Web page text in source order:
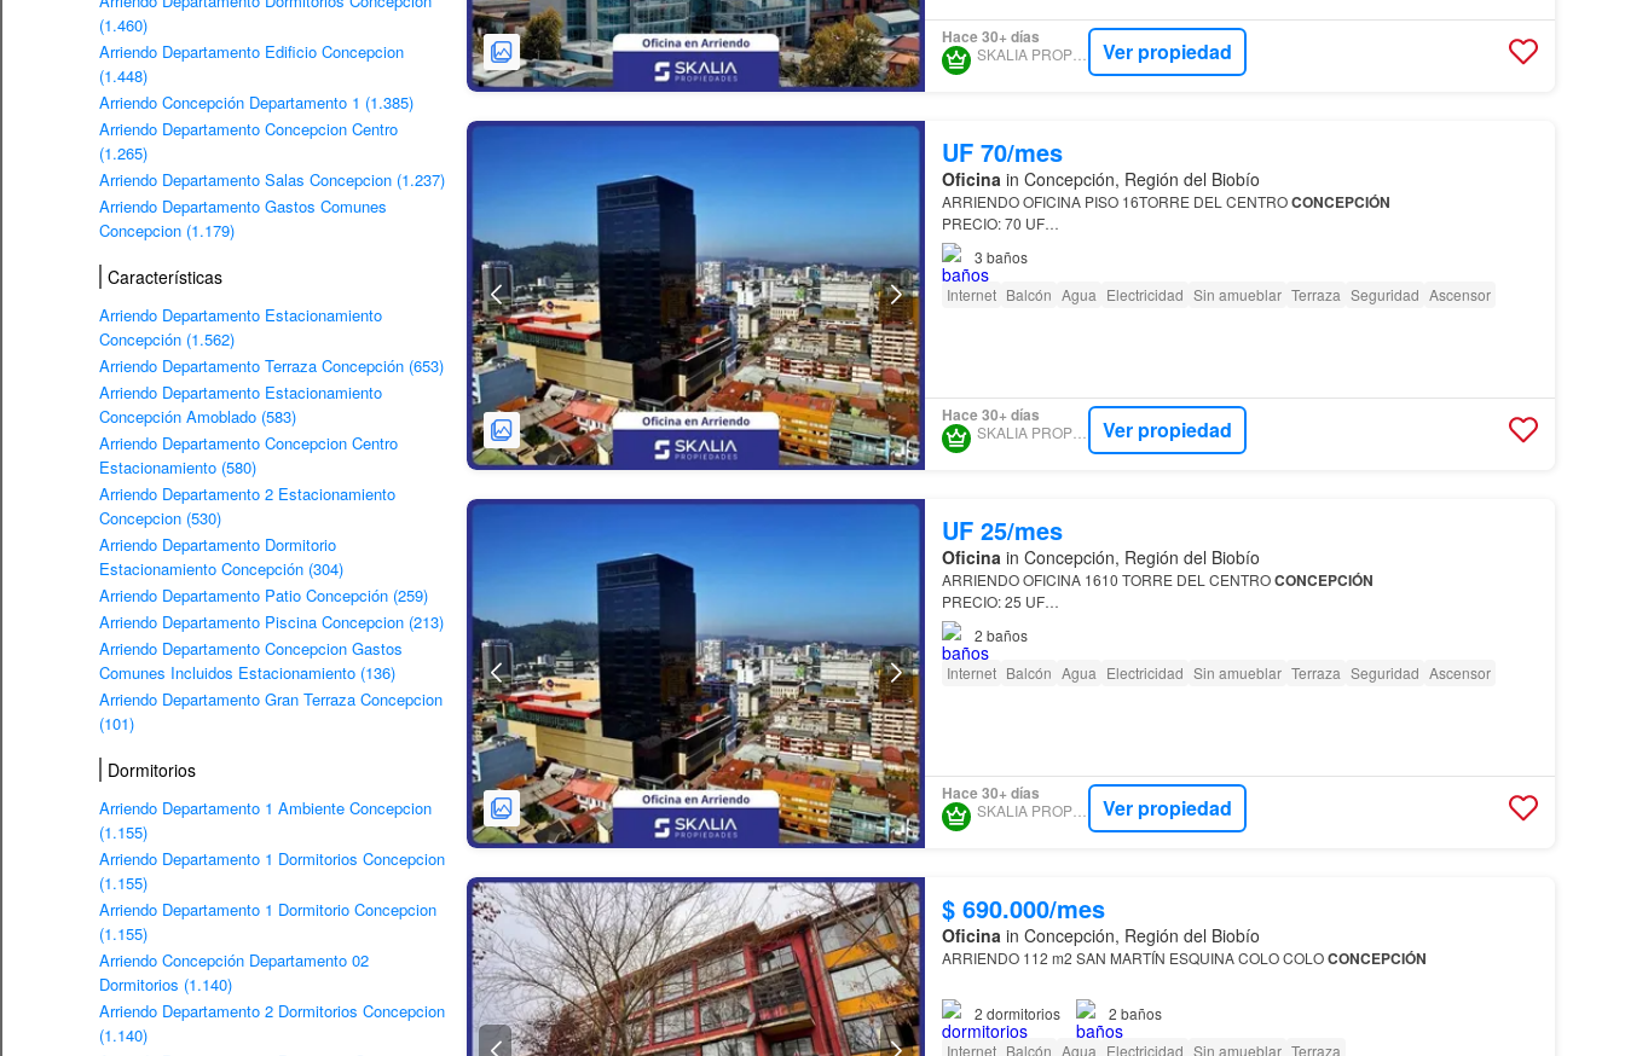
(1.460)
Arriendo Departamento Edificio Concepcion
(1.448)
Arriendo Concepción Departamento 1 (1.385)
Arriendo Departamento Concepcion Centro
(1.265)
Arriendo Departamento Salas Concepcion (1.237)
Arriendo Departamento Gastos Comunes
Concepcion (1.179)
Características
Arriendo Departamento Estacionamiento
Concepción (1.562)
Arriendo Departamento Terraza Concepción (653)
Arriendo Departamento Estacionamiento
Concepción Amoblado (583)
Arriendo Departamento Concepcion Centro
Estacionamiento (580)
Arriendo Departamento 2 Estacionamiento
Concepcion (530)
Arriendo Departamento Dormitorio
Estacionamiento Concepción (304)
Arriendo Departamento Patio Concepción (259)
Arriendo Departamento Piscina Concepcion (213)
Arriendo Departamento Concepcion Gastos
Comunes Incluidos Estacionamiento (136)
Arriendo Departamento Gran Terraza Concepcion
(101)
Dormitorios
Arriendo Departamento 1 Ambiente Concepcion
(1.155)
Arriendo Departamento 1 Dormitorios Concepcion
(1.155)
Arriendo Departamento 1 Dormitorio Concepcion
(1.155)
Arriendo Concepción Departamento 02
Dormitorios (1.140)
Arriendo Departamento 2 Dormitorios Concepcion
(1.140)
Hace 30+ días
SKALIA PROPIEDADES Ver propiedad
UF 70/mes
Oficina in Concepción, Región del Biobío
ARRIENDO OFICINA PISO 16TORRE DEL CENTROCONCEPCIÓN
PRECIO: 70 UF
Se arrienda oficina en Torre del Centro
DESCRIPCIÓN:
3 baños
Internet Balcón Agua Electricidad Sin amueblar Terraza Seguridad Ascensor
Hace 30+ días
SKALIA PROPIEDADES Ver propiedad
UF 25/mes
Oficina in Concepción, Región del Biobío
ARRIENDO OFICINA 1610 TORRE DEL CENTROCONCEPCIÓN
PRECIO: 25 UF
Se arrienda oficina en Torre del Centro
DESCRIPCIÓN:
2 baños
Internet Balcón Agua Electricidad Sin amueblar Terraza Seguridad Ascensor
Hace 30+ días
SKALIA PROPIEDADES Ver propiedad
$ 690.000/mes
Oficina in Concepción, Región del Biobío
ARRIENDO 112 m2 SAN MARTÍN ESQUINA COLO COLOCONCEPCIÓN
Se arrienda oficina en San Martín esquina Colo-colo,
2 dormitorios 2 baños
Internet Balcón Agua Electricidad Sin amueblar Terraza